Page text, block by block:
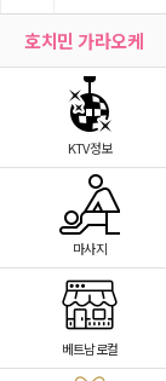
호치민 가라오케
KTV정보
마사지
베트남로컬